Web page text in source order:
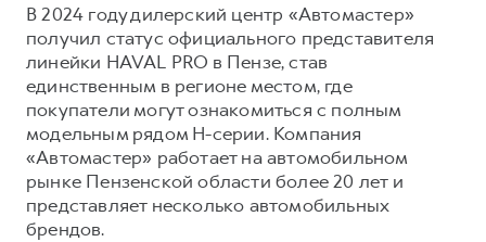
В 2024 году дилерский центр «Автомастер»
получил статус официального представителя
линейки HAVAL PRO в Пензе, став
единственным в регионе местом, где
покупатели могут ознакомиться с полным
модельным рядом H-серии. Компания
«Автомастер» работает на автомобильном
рынке Пензенской области более 20 лет и
представляет несколько автомобильных
брендов.